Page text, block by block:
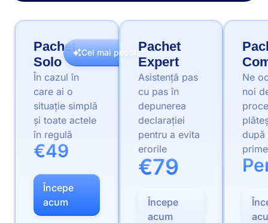
Pachet
Solo
Cel mai popular
În cazul în
care ai o
situație simplă
și toate actele
în regulă
€49
Începe
acum
Pachet
Expert
Asistență pas
cu pas în
depunerea
declarației
pentru a evita
erorile
€79
Începe
acum
Ne
noi
după